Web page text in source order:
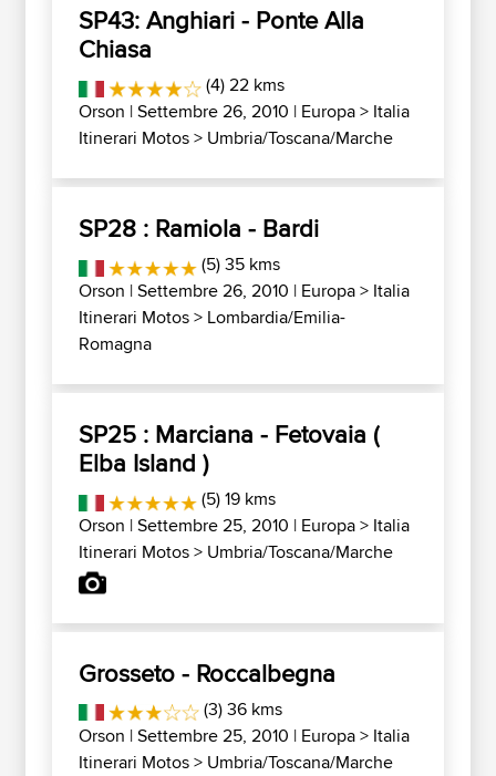
SP43: Anghiari - Ponte Alla
Chiasa
(4) 22 kms
Orson | Settembre 26, 2010 | Europa> Italia
Itinerari Motos> Umbria/Toscana/Marche
SP28 : Ramiola - Bardi
(5) 35 kms
Orson | Settembre 26, 2010 | Europa> Italia
Itinerari Motos> Lombardia/Emilia-
Romagna
SP25 : Marciana - Fetovaia (
Elba Island )
(5) 19 kms
Orson | Settembre 25, 2010 | Europa> Italia
Itinerari Motos> Umbria/Toscana/Marche
Grosseto - Roccalbegna
(3) 36 kms
Orson | Settembre 25, 2010 | Europa> Italia
Itinerari Motos> Umbria/Toscana/Marche